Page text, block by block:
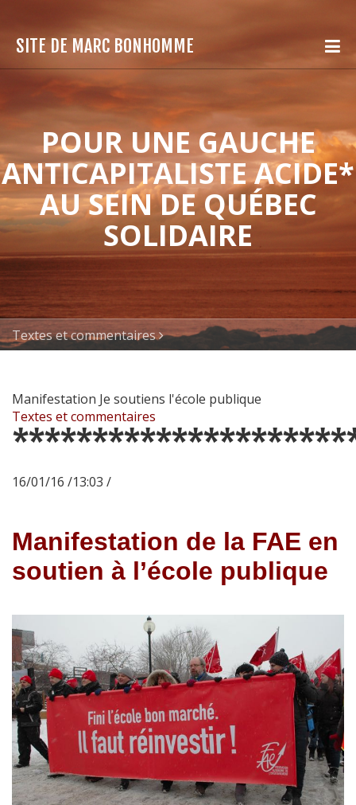
SITE DE MARC BONHOMME
POUR UNE GAUCHE
ANTICAPITALISTE ACIDE*
AU SEIN DE QUÉBEC
SOLIDAIRE
Textes et commentaires
Manifestation Je soutiens l'école publique
Textes et commentaires
16/01/16 /13:03 /
Manifestation de la FAE en
soutien à l’école publique